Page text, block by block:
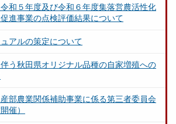
和５年度及び令和６年度集落営農活性化
進事業の点検評価結果について
アルの策定について
う秋田県オリジナル品種の自家増殖への
部農業関係補助事業に係る第三者委員会
催）